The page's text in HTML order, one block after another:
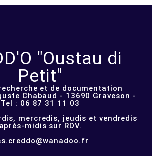
"Oustau di
Petit"
et de documentation
Chabaud - 13690 Graveson -
Tel : 06 87 31 11 03
mercredis, jeudis et vendredis
après-midis sur RDV.